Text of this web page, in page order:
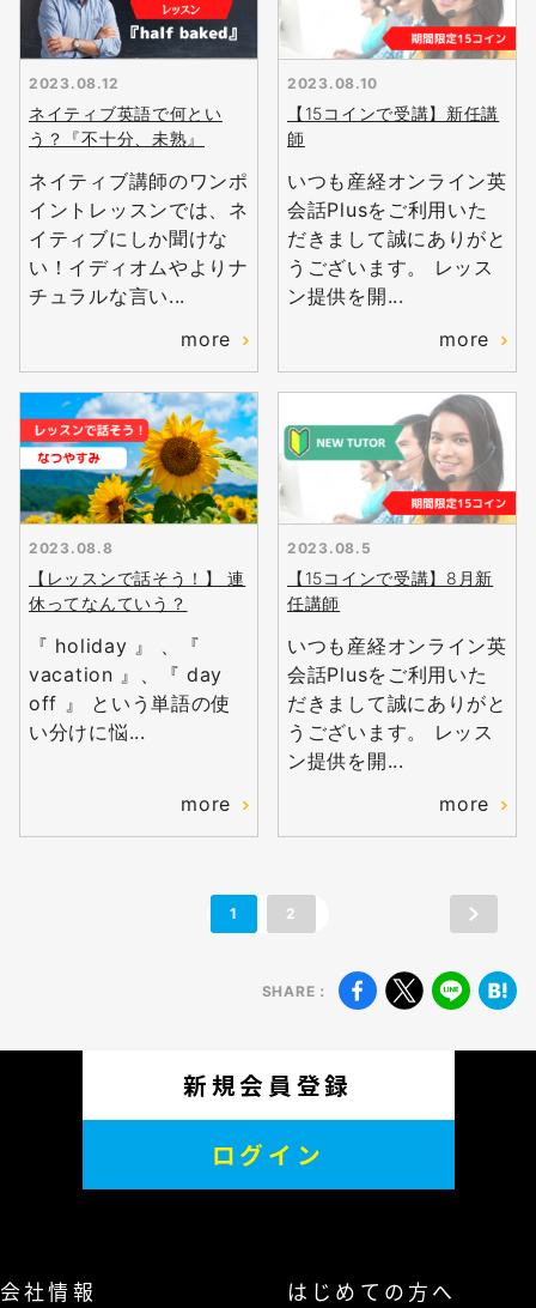
2023.08.12
ネイティブ英語で何とい
う？『不十分、未熟』
ネイティブ講師のワンポ
イントレッスンでは、ネ
イティブにしか聞けな
い！イディオムやよりナ
チュラルな言い...
more
2023.08.10
【15コインで受講】新任講
師
いつも産経オンライン英
会話Plusをご利用いた
だきまして誠にありがと
うございます。 レッス
ン提供を開...
more
2023.08.8
【レッスンで話そう！】 連
休ってなんていう？
『 holiday 』 、『
vacation 』、『 day
off 』 という単語の使
い分けに悩...
more
2023.08.5
【15コインで受講】8月新
任講師
いつも産経オンライン英
会話Plusをご利用いた
だきまして誠にありがと
うございます。 レッス
ン提供を開...
more
1 2
SHARE：
新規会員登録
ログイン
会社情報 はじめての方へ